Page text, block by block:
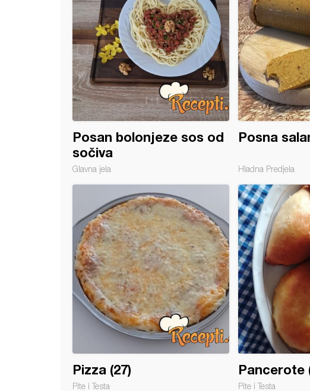
Posan bolonjeze sos od
sočiva
Glavna jela
Posna
Hladna Predjela
Pizza (27)
Pite i Testa
Pancerote
Pite i Testa